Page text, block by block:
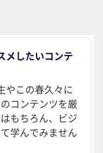
メしたいコンテ
やこの春久々に
コンテンツを厳
もちろん、ビジ
学んでみません